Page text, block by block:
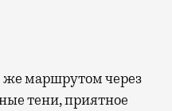
же маршрутом через
тени, приятное